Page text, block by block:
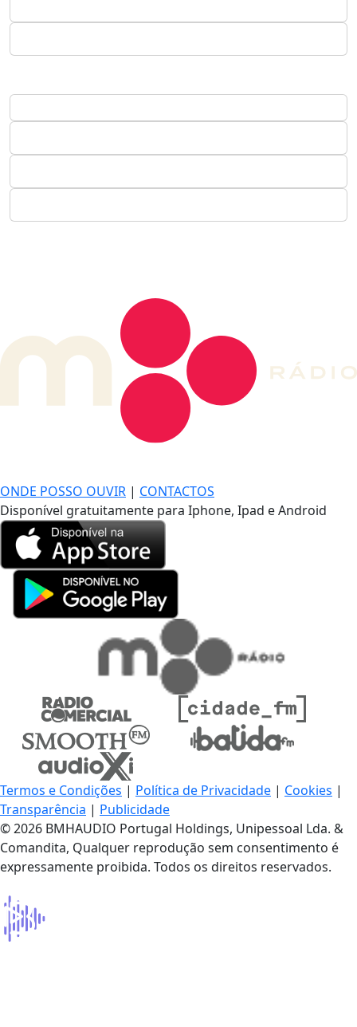
ONDE POSSO OUVIR | CONTACTOS
Disponível gratuitamente para Iphone, Ipad e Android
Termos e Condições | Política de Privacidade | Cookies |
Transparência | Publicidade
© 2026 BMHAUDIO Portugal Holdings, Unipessoal Lda. &
Comandita, Qualquer reprodução sem consentimento é
expressamente proibida. Todos os direitos reservados.